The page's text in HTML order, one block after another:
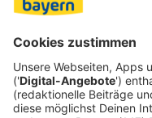
als Elvis Presley, zuvor
Punk mit Irokesen-